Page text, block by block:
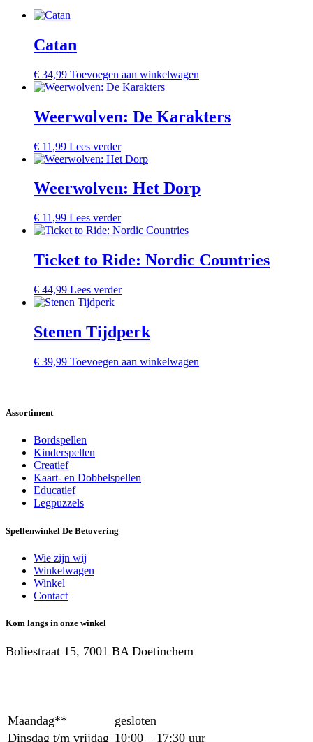
Catan
€ 34,99 Toevoegen aan winkelwagen
Weerwolven: De Karakters
€ 11,99 Lees verder
Weerwolven: Het Dorp
€ 11,99 Lees verder
Ticket to Ride: Nordic Countries
€ 44,99 Lees verder
Stenen Tijdperk
€ 39,99 Toevoegen aan winkelwagen
Assortiment
Bordspellen
Kinderspellen
Creatief
Kaart- en Dobbelspellen
Educatief
Legpuzzels
Spellenwinkel De Betover​ing
Wie zijn wij
Winkelwagen
Winkel
Contact
Kom langs in onze winkel
Boliestraat 15, 7001 BA Doetinchem
Maandag**
gesloten
Dinsdag t/m vrijdag 10:00 – 17:30 uur